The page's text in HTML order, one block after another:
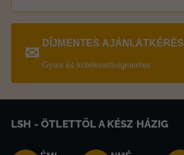
✉ DÍJMENTES AJÁNLATKÉRÉS
Gyors és kötelezettségmentes
LSH - ÖTLETTŐL A KÉSZ HÁZIG